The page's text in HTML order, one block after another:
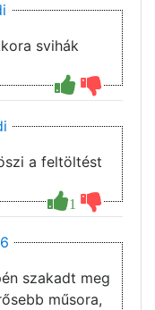
svihák
1
a feltöltést
szakadt meg
műsora,